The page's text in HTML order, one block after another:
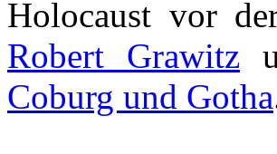
Holocaust vor
Robert Grawitz
Coburg und Gotha